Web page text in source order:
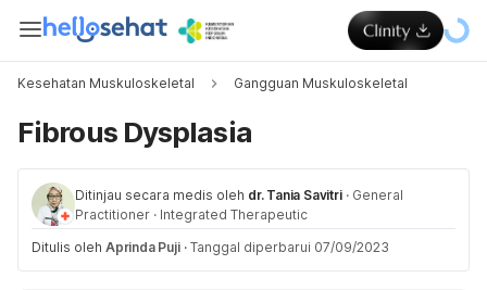
Kesehatan Muskuloskeletal Gangguan Muskuloskeletal
Fibrous Dysplasia
Ditinjau secara medis oleh dr. Tania Savitri · General
Practitioner · Integrated Therapeutic
Ditulis oleh Aprinda Puji · Tanggal diperbarui 07/09/2023